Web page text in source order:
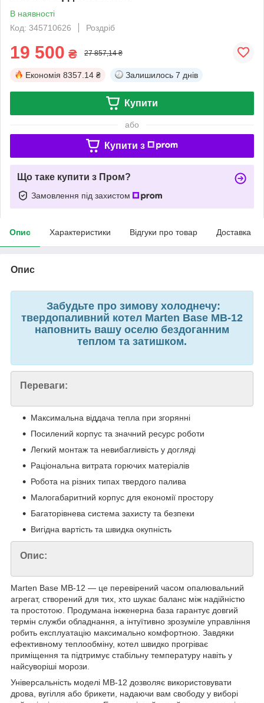
В наявності
Код: 345710626
Роздріб
19 500 ₴ 27 857,14 ₴
Економія 8357.14 ₴ Залишилось 7 днів
Купити
або
Купити з
Що таке купити з Пром?
Замовлення під захистом
Опис Характеристики Відгуки про товар Доставка
Опис
Забудьте про зимову холоднечу:
твердопаливний котел Marten Base MB-12
наповнить вашу оселю бездоганним
теплом та затишком.
Переваги:
Максимальна віддача тепла при згорянні
Посилений корпус та значний ресурс роботи
Легкий монтаж та невибагливість у догляді
Раціональна витрата горючих матеріалів
Робота на різних типах твердого палива
Малогабаритний корпус для економії простору
Багаторівнева система захисту та безпеки
Вигідна вартість та швидка окупність
Опис:
Marten Base MB-12 — це перевірений часом опалювальний
агрегат, створений для тих, хто шукає баланс між надійністю
та простотою. Продумана інженерна база гарантує довгий
термін служби обладнання, а інтуїтивно зрозуміле управління
робить експлуатацію максимально комфортною. Завдяки
ефективному теплообміну, котел швидко прогріває
приміщення та підтримує стабільну температуру навіть у
найсуворіші морози.
Універсальність моделі MB-12 дозволяє використовувати
дрова, вугілля або брикети, надаючи вам свободу у виборі